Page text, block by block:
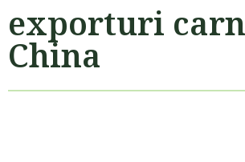
exporturi
China